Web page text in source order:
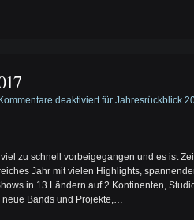
Kommentare deaktiviertfür Jahresrückblick
zu schnell vorbeigegangen und es ist
Jahr mit vielen Highlights,
in 13 Ländern auf 2 Kontinenten,
Bands und Projekte,…